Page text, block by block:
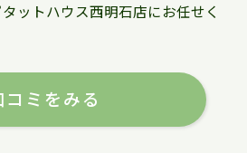
ットハウス西明石店にお任せく
コミをみる